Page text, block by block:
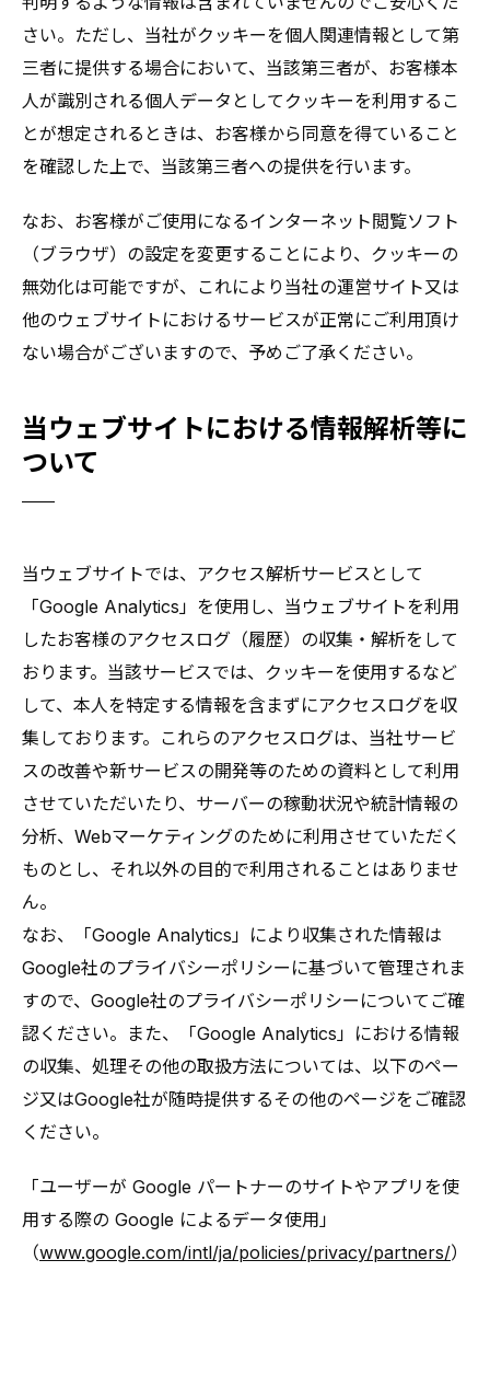
さい。ただし、当社がクッキーを個人関連情報として第
三者に提供する場合において、当該第三者が、お客様本
人が識別される個人データとしてクッキーを利用するこ
とが想定されるときは、お客様から同意を得ていること
を確認した上で、当該第三者への提供を行います。
なお、お客様がご使用になるインターネット閲覧ソフト
（ブラウザ）の設定を変更することにより、クッキーの
無効化は可能ですが、これにより当社の運営サイト又は
他のウェブサイトにおけるサービスが正常にご利用頂け
ない場合がございますので、予めご了承ください。
当ウェブサイトにおける情報解析等に
ついて
当ウェブサイトでは、アクセス解析サービスとして
「Google Analytics」を使用し、当ウェブサイトを利用
したお客様のアクセスログ（履歴）の収集・解析をして
おります。当該サービスでは、クッキーを使用するなど
して、本人を特定する情報を含まずにアクセスログを収
集しております。これらのアクセスログは、当社サービ
スの改善や新サービスの開発等のための資料として利用
させていただいたり、サーバーの稼動状況や統計情報の
分析、Webマーケティングのために利用させていただく
ものとし、それ以外の目的で利用されることはありませ
ん。
なお、「Google Analytics」により収集された情報は
Google社のプライバシーポリシーに基づいて管理されま
すので、Google社のプライバシーポリシーについてご確
認ください。また、「Google Analytics」における情報
の収集、処理その他の取扱方法については、以下のペー
ジ又はGoogle社が随時提供するその他のページをご確認
ください。
「ユーザーが Google パートナーのサイトやアプリを使
用する際の Google によるデータ使用」
（www.google.com/intl/ja/policies/privacy/partners/）